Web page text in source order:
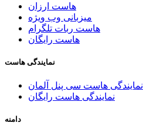
هاست ارزان
میزبانی وب ویژه
هاست ربات تلگرام
هاست رایگان
نمایندگی هاست
نمایندگی هاست سی پنل آلمان
نمایندگی هاست رایگان
دامنه